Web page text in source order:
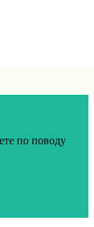
по поводу